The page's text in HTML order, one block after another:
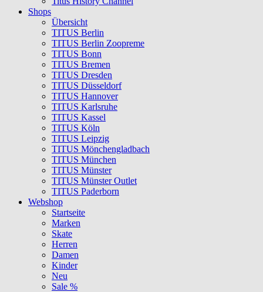
Shops
Übersicht
TITUS Berlin
TITUS Berlin Zoopreme
TITUS Bonn
TITUS Bremen
TITUS Dresden
TITUS Düsseldorf
TITUS Hannover
TITUS Karlsruhe
TITUS Kassel
TITUS Köln
TITUS Leipzig
TITUS Mönchengladbach
TITUS München
TITUS Münster
TITUS Münster Outlet
TITUS Paderborn
Webshop
Startseite
Marken
Skate
Herren
Damen
Kinder
Neu
Sale %